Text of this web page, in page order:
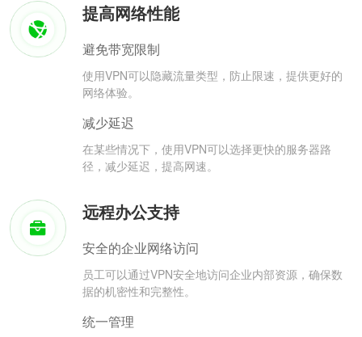
提高网络性能
避免带宽限制
使用VPN可以隐藏流量类型，防止限速，提供更好的
网络体验。
减少延迟
在某些情况下，使用VPN可以选择更快的服务器路
径，减少延迟，提高网速。
远程办公支持
安全的企业网络访问
员工可以通过VPN安全地访问企业内部资源，确保数
据的机密性和完整性。
统一管理